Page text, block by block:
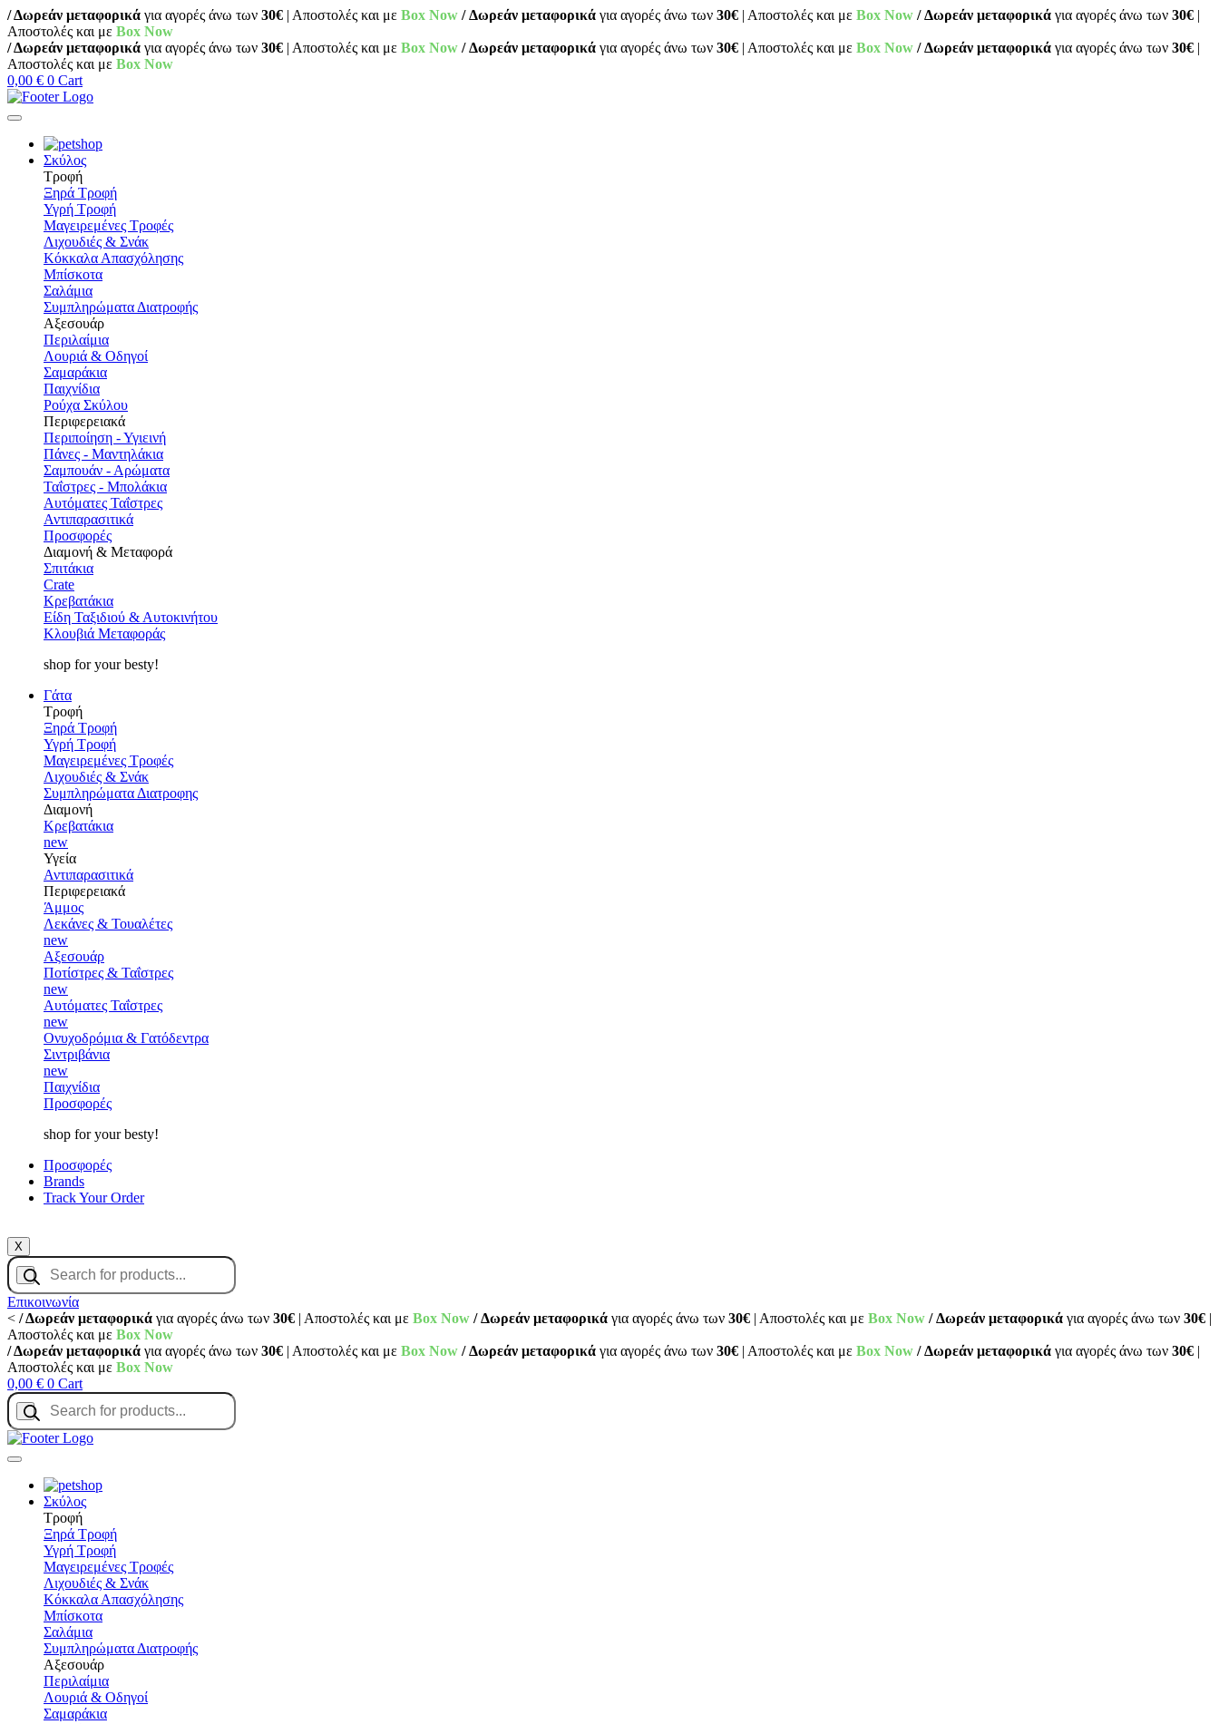
/ Δωρεάν μεταφορικά για αγορές άνω των 30€ | Αποστολές και με Box Now / Δωρεάν μεταφορικά για αγορές άνω των 30€ | Αποστολές και με Box Now / Δωρεάν μεταφορικά για αγορές άνω των 30€ |
Αποστολές και με Box Now
/ Δωρεάν μεταφορικά για αγορές άνω των 30€ | Αποστολές και με Box Now / Δωρεάν μεταφορικά για αγορές άνω των 30€ | Αποστολές και με Box Now / Δωρεάν μεταφορικά για αγορές άνω των 30€ |
Αποστολές και με Box Now
0,00 € 0 Cart
Σκύλος
Τροφή
Ξηρά Τροφή
Υγρή Τροφή
Μαγειρεμένες Τροφές
Λιχουδιές & Σνάκ
Κόκκαλα Απασχόλησης
Μπίσκοτα
Σαλάμια
Συμπληρώματα Διατροφής
Αξεσουάρ
Περιλαίμια
Λουριά & Οδηγοί
Σαμαράκια
Παιχνίδια
Ρούχα Σκύλου
Περιφερειακά
Περιποίηση - Υγιεινή
Πάνες - Μαντηλάκια
Σαμπουάν - Αρώματα
Ταΐστρες - Μπολάκια
Αυτόματες Ταΐστρες
Αντιπαρασιτικά
Προσφορές
Διαμονή & Μεταφορά
Σπιτάκια
Crate
Κρεβατάκια
Είδη Ταξιδιού & Αυτοκινήτου
Κλουβιά Μεταφοράς
shop for your besty!
Γάτα
Τροφή
Ξηρά Τροφή
Υγρή Τροφή
Μαγειρεμένες Τροφές
Λιχουδιές & Σνάκ
Συμπληρώματα Διατροφης
Διαμονή
Κρεβατάκια
new
Υγεία
Αντιπαρασιτικά
Περιφερειακά
Άμμος
Λεκάνες & Τουαλέτες
new
Αξεσουάρ
Ποτίστρες & Ταΐστρες
new
Αυτόματες Ταΐστρες
new
Ονυχοδρόμια & Γατόδεντρα
Σιντριβάνια
new
Παιχνίδια
Προσφορές
shop for your besty!
Προσφορές
Brands
Track Your Order
X
Products
search
Επικοινωνία
< / Δωρεάν μεταφορικά για αγορές άνω των 30€ | Αποστολές και με Box Now / Δωρεάν μεταφορικά για αγορές άνω των 30€ | Αποστολές και με Box Now / Δωρεάν μεταφορικά για αγορές άνω των 30€ |
Αποστολές και με Box Now
/ Δωρεάν μεταφορικά για αγορές άνω των 30€ | Αποστολές και με Box Now / Δωρεάν μεταφορικά για αγορές άνω των 30€ | Αποστολές και με Box Now / Δωρεάν μεταφορικά για αγορές άνω των 30€ |
Αποστολές και με Box Now
0,00 € 0 Cart
Products
search
Σκύλος
Τροφή
Ξηρά Τροφή
Υγρή Τροφή
Μαγειρεμένες Τροφές
Λιχουδιές & Σνάκ
Κόκκαλα Απασχόλησης
Μπίσκοτα
Σαλάμια
Συμπληρώματα Διατροφής
Αξεσουάρ
Περιλαίμια
Λουριά & Οδηγοί
Σαμαράκια